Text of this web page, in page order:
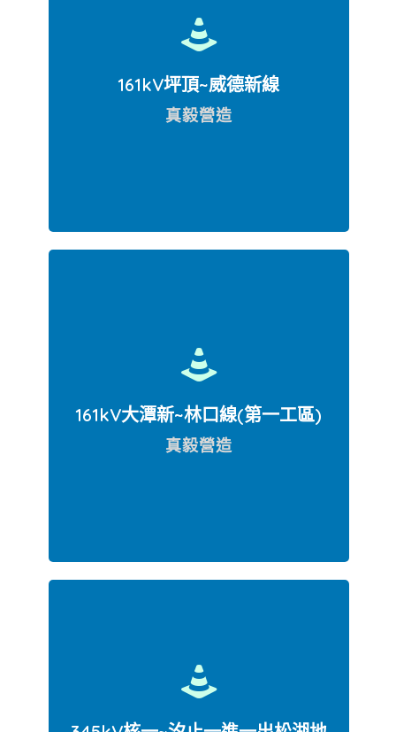
161kV坪頂~威德新線
真毅營造
161kV大潭新~林口線(第一工區)
真毅營造